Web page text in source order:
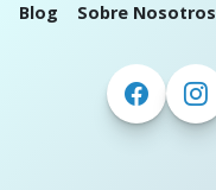
Blog Sobre Nosotros